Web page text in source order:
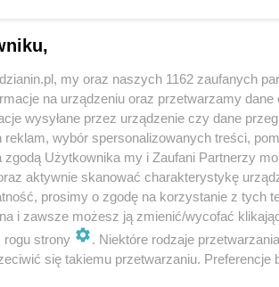
Twoje
Piekary
my oraz naszych 1162 zaufanych
na urządzeniu oraz przetwarzamy
wysyłane przez urządzenie czy dane
wybór spersonalizowanych treści,
zgodą Użytkownika my i Zaufani Partnerzy
aktywnie skanować charakterystykę
prosimy o zgodę na korzystanie z tych
i zawsze możesz ją zmienić/wycofać
rogu strony
. Niektóre rodzaje
się takiemu przetwarzaniu. Preferencje